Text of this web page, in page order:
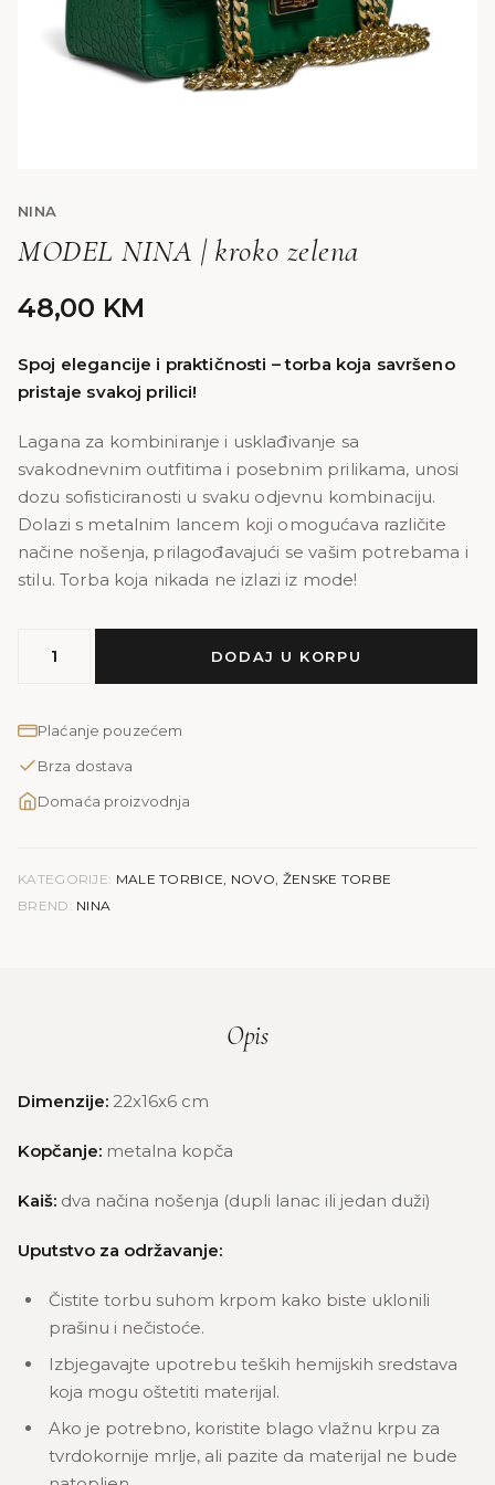
NINA
MODEL NINA | kroko zelena
48,00 KM
Spoj elegancije i praktičnosti – torba koja savršeno
pristaje svakoj prilici!
Lagana za kombiniranje i usklađivanje sa
svakodnevnim outfitima i posebnim prilikama, unosi
dozu sofisticiranosti u svaku odjevnu kombinaciju.
Dolazi s metalnim lancem koji omogućava različite
načine nošenja, prilagođavajući se vašim potrebama i
stilu. Torba koja nikada ne izlazi iz mode!
NINA
kroko
količina
DODAJ U KORPU
Plaćanje pouzećem
Brza dostava
Domaća proizvodnja
KATEGORIJE: MALE TORBICE, NOVO, ŽENSKE TORBE
BREND: NINA
Opis
Dimenzije: 22x16x6 cm
Kopčanje: metalna kopča
Kaiš: dva načina nošenja (dupli lanac ili jedan duži)
Uputstvo za održavanje:
Čistite torbu suhom krpom kako biste uklonili
prašinu i nečistoće.
Izbjegavajte upotrebu teških hemijskih sredstava
koja mogu oštetiti materijal.
Ako je potrebno, koristite blago vlažnu krpu za
tvrdokornije mrlje, ali pazite da materijal ne bude